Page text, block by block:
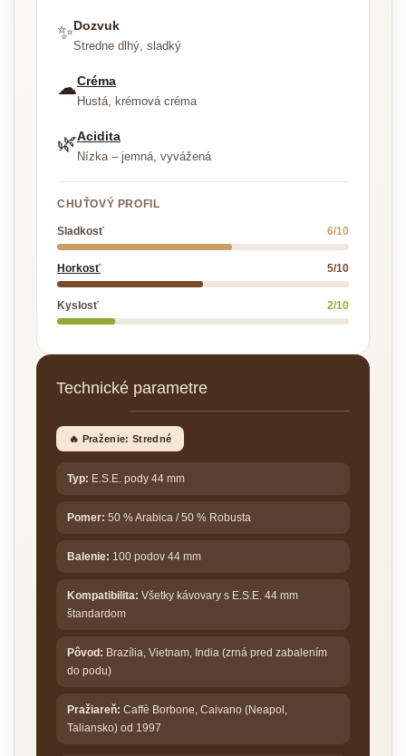
✨Dozvuk
Stredne dlhý, sladký
☁Créma
Hustá, krémová créma
🌿Acidita
Nízka – jemná, vyvážená
CHUŤOVÝ PROFIL
Sladkosť 6/10
Horkosť 5/10
Kyslosť 2/10
Technické parametre
🔥 Praženie: Stredné
Typ: E.S.E. pody 44 mm
Pomer: 50 % Arabica / 50 % Robusta
Balenie: 100 podov 44 mm
Kompatibilita: Všetky kávovary s E.S.E. 44 mm
štandardom
Pôvod: Brazília, Vietnam, India (zrná pred zabalením
do podu)
Pražiareň: Caffè Borbone, Caivano (Neapol,
Taliansko) od 1997